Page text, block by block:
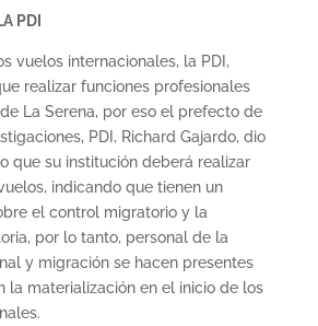
PDI
vuelos internacionales, la PDI,
realizar funciones profesionales
La Serena, por eso el prefecto de
PDI, Richard Gajardo, dio
que su institución deberá realizar
indicando que tienen un
el control migratorio y la
por lo tanto, personal de la
y migración se hacen presentes
la materialización en el inicio de los